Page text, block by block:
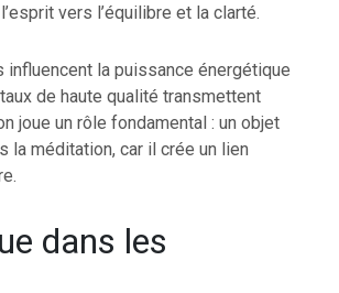
vers l’équilibre et la clarté.
la puissance énergétique
de haute qualité transmettent
joue un rôle fondamental : un objet
la méditation, car il crée un lien
dans les